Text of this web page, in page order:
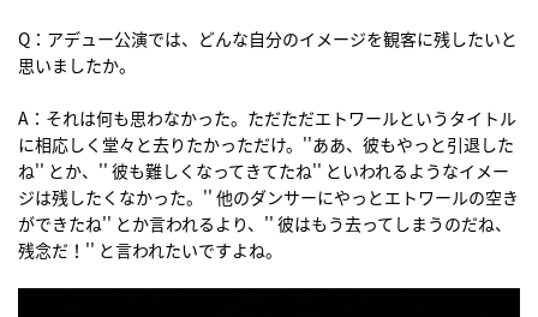
Q：アデュー公演では、どんな自分のイメージを観客に残したいと
思いましたか。
A：それは何も思わなかった。ただただエトワールというタイトル
に相応しく堂々と去りたかっただけ。''ああ、彼もやっと引退した
ね'' とか、'' 彼も難しくなってきてたね'' といわれるようなイメー
ジは残したくなかった。'' 他のダンサーにやっとエトワールの空き
ができたね'' とか言われるより、'' 彼はもう去ってしまうのだね、
残念だ！'' と言われたいですよね。